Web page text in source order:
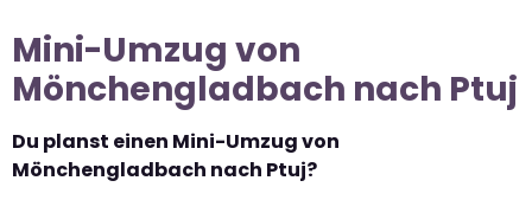
Mini-Umzug von
Mönchengladbach nach Ptuj
Du planst einen Mini-Umzug von
Mönchengladbach nach Ptuj?